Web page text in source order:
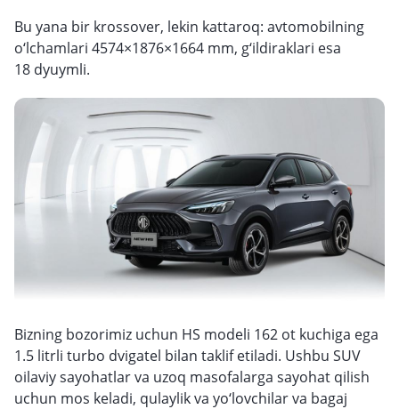
Bu yana bir krossover, lekin kattaroq: avtomobilning
o‘lchamlari 4574×1876×1664 mm, g‘ildiraklari esa
18 dyuymli.
Bizning bozorimiz uchun HS modeli 162 ot kuchiga ega
1.5 litrli turbo dvigatel bilan taklif etiladi. Ushbu SUV
oilaviy sayohatlar va uzoq masofalarga sayohat qilish
uchun mos keladi, qulaylik va yo‘lovchilar va bagaj